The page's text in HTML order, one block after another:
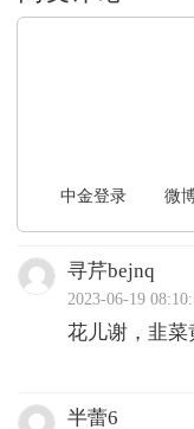
中金登录 微
寻芹bejnq
2023-06-19
花儿谢，韭菜
半蕾6